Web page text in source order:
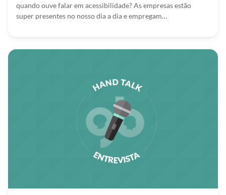
quando ouve falar em acessibilidade? As empresas estão
super presentes no nosso dia a dia e empregam…